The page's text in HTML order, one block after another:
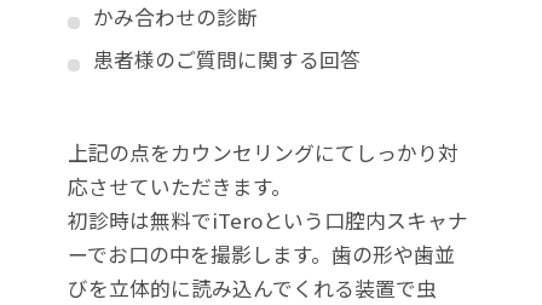
かみ合わせの診断
患者様のご質問に関する回答
上記の点をカウンセリングにてしっかり対
応させていただきます。
初診時は無料でiTeroという口腔内スキャナ
ーでお口の中を撮影します。歯の形や歯並
びを立体的に読み込んでくれる装置で虫